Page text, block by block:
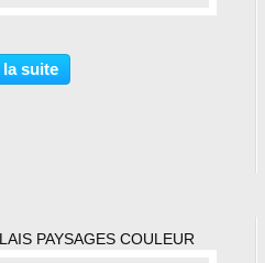
la suite
PAYSAGES COULEUR